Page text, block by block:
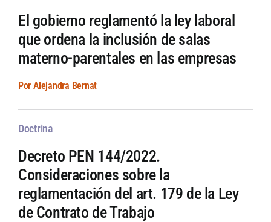
El gobierno reglamentó la ley laboral
que ordena la inclusión de salas
materno-parentales en las empresas
Por Alejandra Bernat
Doctrina
Decreto PEN 144/2022.
Consideraciones sobre la
reglamentación del art. 179 de la Ley
de Contrato de Trabajo